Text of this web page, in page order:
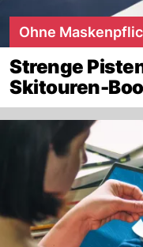
Ohne
Strenge
Skitouren-